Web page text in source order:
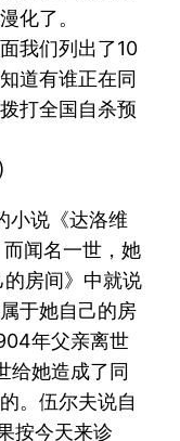
化了。
我们列出了10
道有谁正在同
打全国自杀预
小说《达洛维
闻名一世，她
房间》中就说
于她自己的房
年父亲离世
给她造成了同
。伍尔夫说自
按今天来诊